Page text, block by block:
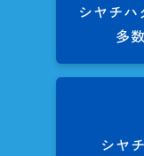
シヤチハ
多
シヤ